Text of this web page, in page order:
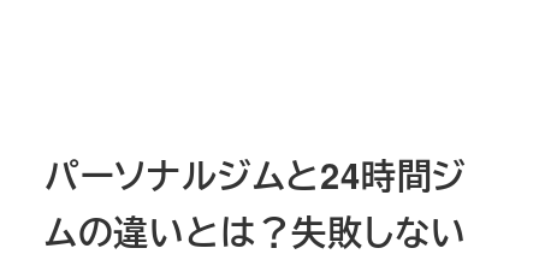
パーソナルジムと24時間ジ
ムの違いとは？失敗しない